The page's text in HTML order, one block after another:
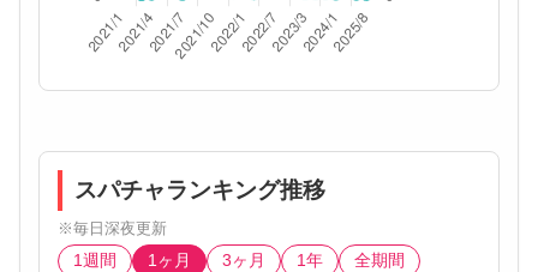
スパチャランキング推移
※毎日深夜更新
1週間
1ヶ月 3ヶ月 1年 全期間